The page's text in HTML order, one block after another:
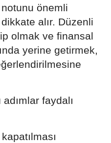
önemli
alır. Düzenli
olmak ve finansal
yerine getirmek,
faydalı